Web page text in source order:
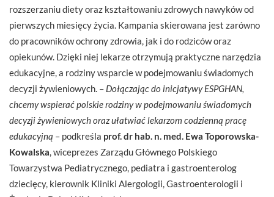
rozszerzaniu diety oraz kształtowaniu zdrowych nawyków od
pierwszych miesięcy życia. Kampania skierowana jest zarówno
do pracowników ochrony zdrowia, jak i do rodziców oraz
opiekunów. Dzięki niej lekarze otrzymują praktyczne narzędzia
edukacyjne, a rodziny wsparcie w podejmowaniu świadomych
decyzji żywieniowych. – Dołączając do inicjatywy ESPGHAN,
chcemy wspierać polskie rodziny w podejmowaniu świadomych
decyzji żywieniowych oraz ułatwiać lekarzom codzienną pracę
edukacyjną – podkreśla prof. dr hab. n. med. Ewa Toporowska-
Kowalska , wiceprezes Zarządu Głównego Polskiego
Towarzystwa Pediatrycznego, pediatra i gastroenterolog
dziecięcy, kierownik Kliniki Alergologii, Gastroenterologii i